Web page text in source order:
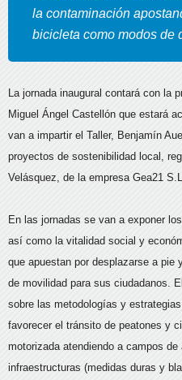
la contaminación
bicicleta como modos de
La jornada inaugural contará con la
Miguel Ángel Castellón que estará
van a impartir el Taller, Benjamín
proyectos de sostenibilidad local,
Velásquez, de la empresa Gea21
En las jornadas se van a exponer
así como la vitalidad social y
que apuestan por desplazarse a pie
de movilidad para sus ciudadanos.
sobre las metodologías y
favorecer el tránsito de peatones y
motorizada atendiendo a campos
infraestructuras (medidas duras y